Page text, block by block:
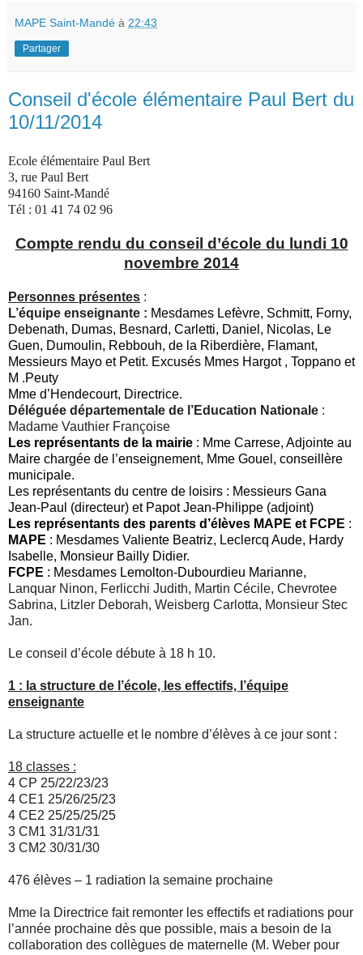
MAPE Saint-Mandé à 22:43
Partager
Conseil d'école élémentaire Paul Bert du
10/11/2014
Ecole élémentaire Paul Bert
3, rue Paul Bert
94160 Saint-Mandé
Tél : 01 41 74 02 96
Compte rend u du conseil d’école du lundi 10
novembre 2014
Personnes présentes :
L’équipe enseignante : Mesdames Lefèvre, Schmitt, Forny,
Debenath, Dumas, Besnard, Carletti, Daniel, Nicolas, Le
Guen, Dumoulin, Rebbouh, de la Riberdière, Flamant,
Messieurs Mayo et Petit. Excusés Mmes Hargot , Toppano et
M .Peuty
Mme d’Hendecourt, Directrice.
Déléguée départementale de l’Education Nationale :
Madame Vauthier Françoise
Les représentants de la mairie : Mme Carrese, Adjointe au
Maire chargée de l’enseignement, Mme Gouel, conseillère
municipale.
Les représentants du centre de loisirs : Messieurs Gana
Jean-Paul (directeur) et Papot Jean-Philippe (adjoint)
Les représentants des parents d’élèves MAPE et FCPE :
MAPE : Mesdames Valiente Beatriz, Leclercq Aude, Hardy
Isabelle, Monsieur Bailly Didier.
FCPE : Mesdames Lemolton-Dubourdieu Marianne,
Lanquar Ninon, Ferlicchi Judith, Martin Cécile, Chevrotee
Sabrina, Litzler Deborah, Weisberg Carlotta, Monsieur Stec
Jan.
Le conseil d’école débute à 18 h 10.
1 : la structure de l’école, les effectifs, l’équipe
enseignante
La structure actuelle et le nombre d’élèves à ce jour sont :
18 classes :
4 CP 25/22/23/23
4 CE1 25/26/25/23
4 CE2 25/25/25/25
3 CM1 31/31/31
3 CM2 30/31/30
476 élèves – 1 radiation la semaine prochaine
Mme la Directrice fait remonter les effectifs et radiations pour
l’année prochaine dès que possible, mais a besoin de la
collaboration des collègues de maternelle (M. Weber pour